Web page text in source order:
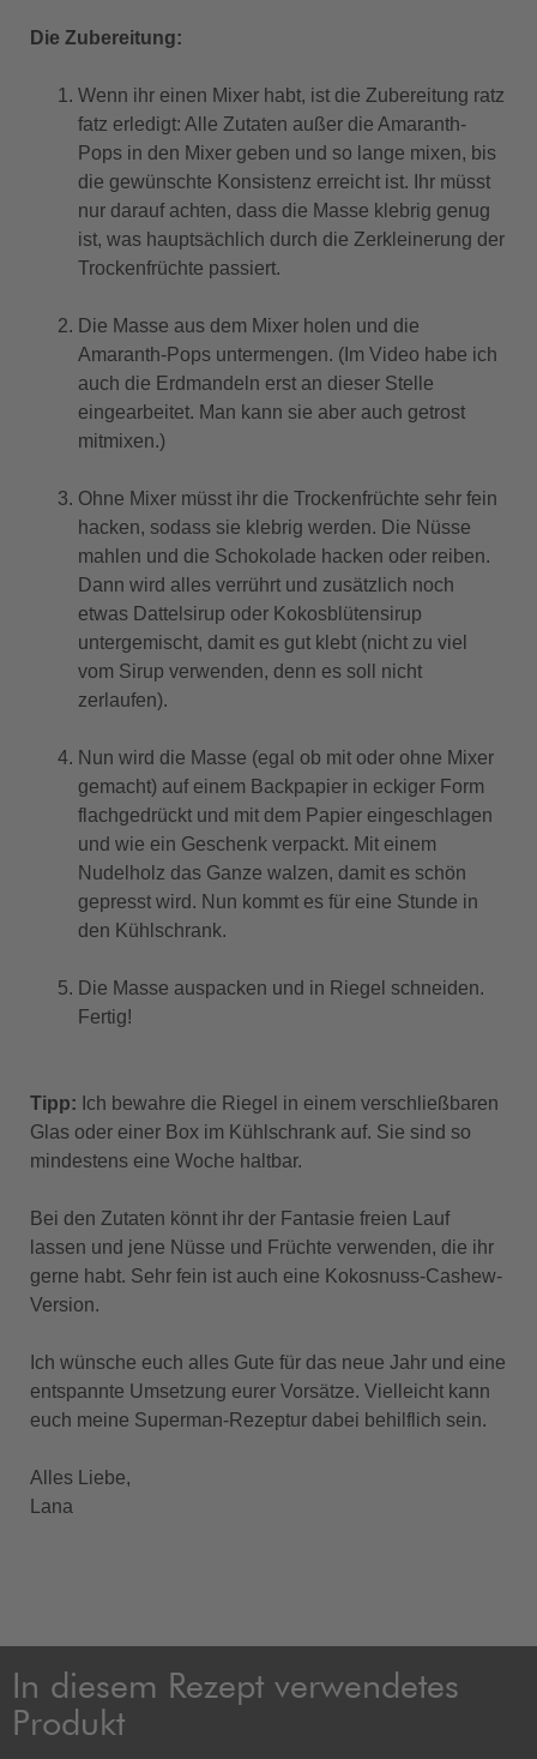
Die Zubereitung:
Wenn ihr einen Mixer habt, ist die Zubereitung ratz
fatz erledigt: Alle Zutaten außer die Amaranth-
Pops in den Mixer geben und so lange mixen, bis
die gewünschte Konsistenz erreicht ist. Ihr müsst
nur darauf achten, dass die Masse klebrig genug
ist, was hauptsächlich durch die Zerkleinerung der
Trockenfrüchte passiert.
Die Masse aus dem Mixer holen und die
Amaranth-Pops untermengen. (Im Video habe ich
auch die Erdmandeln erst an dieser Stelle
eingearbeitet. Man kann sie aber auch getrost
mitmixen.)
Ohne Mixer müsst ihr die Trockenfrüchte sehr fein
hacken, sodass sie klebrig werden. Die Nüsse
mahlen und die Schokolade hacken oder reiben.
Dann wird alles verrührt und zusätzlich noch
etwas Dattelsirup oder Kokosblütensirup
untergemischt, damit es gut klebt (nicht zu viel
vom Sirup verwenden, denn es soll nicht
zerlaufen).
Nun wird die Masse (egal ob mit oder ohne Mixer
gemacht) auf einem Backpapier in eckiger Form
flachgedrückt und mit dem Papier eingeschlagen
und wie ein Geschenk verpackt. Mit einem
Nudelholz das Ganze walzen, damit es schön
gepresst wird. Nun kommt es für eine Stunde in
den Kühlschrank.
Die Masse auspacken und in Riegel schneiden.
Fertig!
Tipp: Ich bewahre die Riegel in einem verschließbaren
Glas oder einer Box im Kühlschrank auf. Sie sind so
mindestens eine Woche haltbar.
Bei den Zutaten könnt ihr der Fantasie freien Lauf
lassen und jene Nüsse und Früchte verwenden, die ihr
gerne habt. Sehr fein ist auch eine Kokosnuss-Cashew-
Version.
Ich wünsche euch alles Gute für das neue Jahr und eine
entspannte Umsetzung eurer Vorsätze. Vielleicht kann
euch meine Superman-Rezeptur dabei behilflich sein.
Alles Liebe,
Lana
In diesem Rezept verwendetes
Produkt